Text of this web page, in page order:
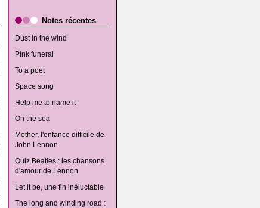
Notes récentes
Dust in the wind
Pink funeral
To a poet
Space song
Help me to name it
On the sea
Mother, l'enfance difficile de
John Lennon
Quiz Beatles : les chansons
d'amour de Lennon
Let it be, une fin inéluctable
The long and winding road :